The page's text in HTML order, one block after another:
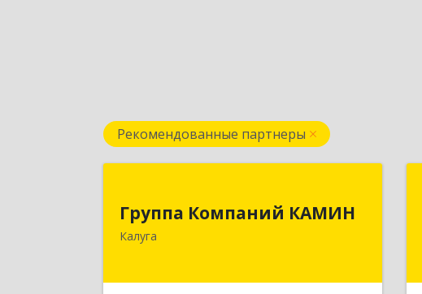
Рекомендованные партнеры
Группа Компаний КАМИН
Калуга
Теренинский пер, дом № 6, оф.403
Подробнее